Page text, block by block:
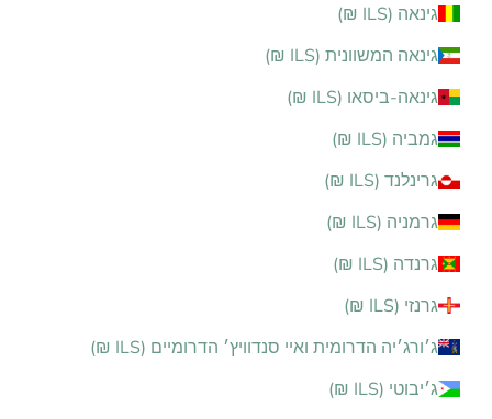
גינאה (ILS ₪)
גינאה המשוונית (ILS ₪)
גינאה-ביסאו (ILS ₪)
גמביה (ILS ₪)
גרינלנד (ILS ₪)
גרמניה (ILS ₪)
גרנדה (ILS ₪)
גרנזי (ILS ₪)
ג׳ורג׳יה הדרומית ואיי סנדוויץ׳ הדרומיים (ILS ₪)
ג׳יבוטי (ILS ₪)